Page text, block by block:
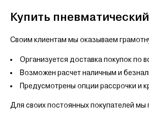
Купить
Своим клиентам мы оказываем
Организуется доставка покупок по
Возможен расчет наличным и
Предусмотрены опции рассрочки и
Для своих постоянных покупателей мы